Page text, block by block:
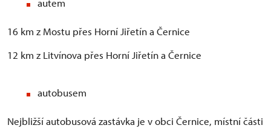
autem
16 km z Mostu přes Horní Jiřetín a Černice
12 km z Litvínova přes Horní Jiřetín a Černice
autobusem
Nejbližší autobusová zastávka je v obci Černice, místní části